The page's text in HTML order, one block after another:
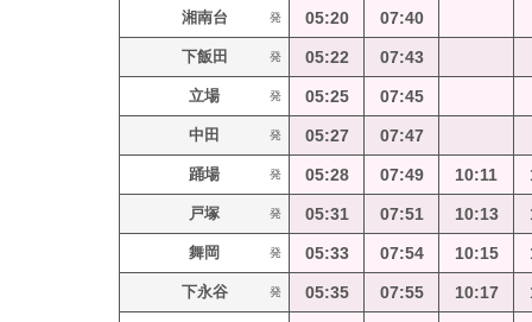
湘南台 発 05:20 07:40
下飯田 発 05:22 07:43
立場 発 05:25 07:45
中田 発 05:27 07:47
踊場 発 05:28 07:49 10:11
戸塚 発 05:31 07:51 10:13
舞岡 発 05:33 07:54 10:15
下永谷 発 05:35 07:55 10:17